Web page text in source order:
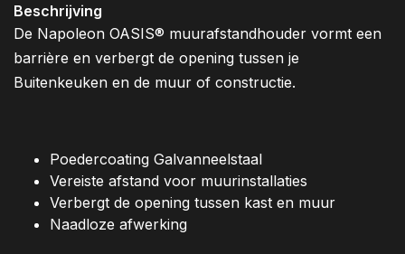
Beschrijving
De Napoleon OASIS® muurafstandhouder vormt een
barrière en verbergt de opening tussen je
Buitenkeuken en de muur of constructie.
Poedercoating Galvanneelstaal
Vereiste afstand voor muurinstallaties
Verbergt de opening tussen kast en muur
Naadloze afwerking